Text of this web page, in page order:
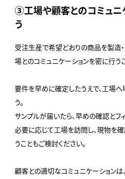
③工場や顧客とのコミュニ
う
受注生産で希望どおりの商品を製造
場とのコミュニケーションを密に行う
要件を早めに確定したうえで、工場
う。
サンプルが届いたら、早めの確認とフ
必要に応じて工場を訪問し、現物を
うこともご検討ください。
顧客との適切なコミュニケーション